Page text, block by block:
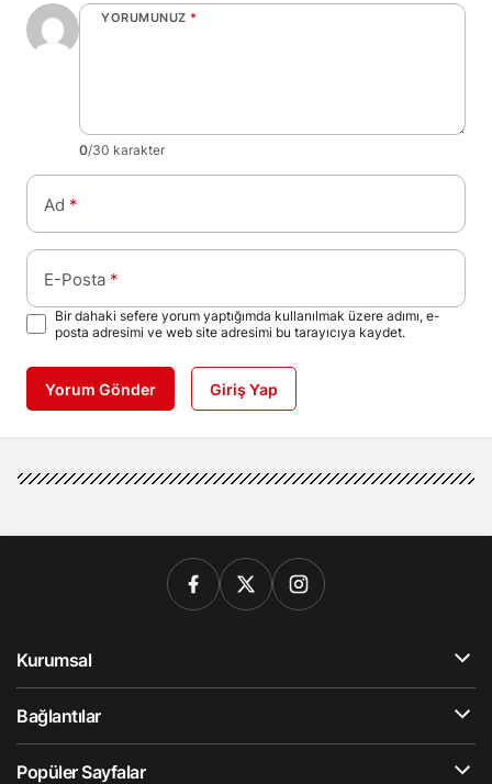
YORUMUNUZ *
0/30 karakter
Ad *
E-Posta *
Bir dahaki sefere yorum yaptığımda kullanılmak üzere adımı, e-
posta adresimi ve web site adresimi bu tarayıcıya kaydet.
Yorum Gönder Giriş Yap
Kurumsal
Bağlantılar
Popüler Sayfalar